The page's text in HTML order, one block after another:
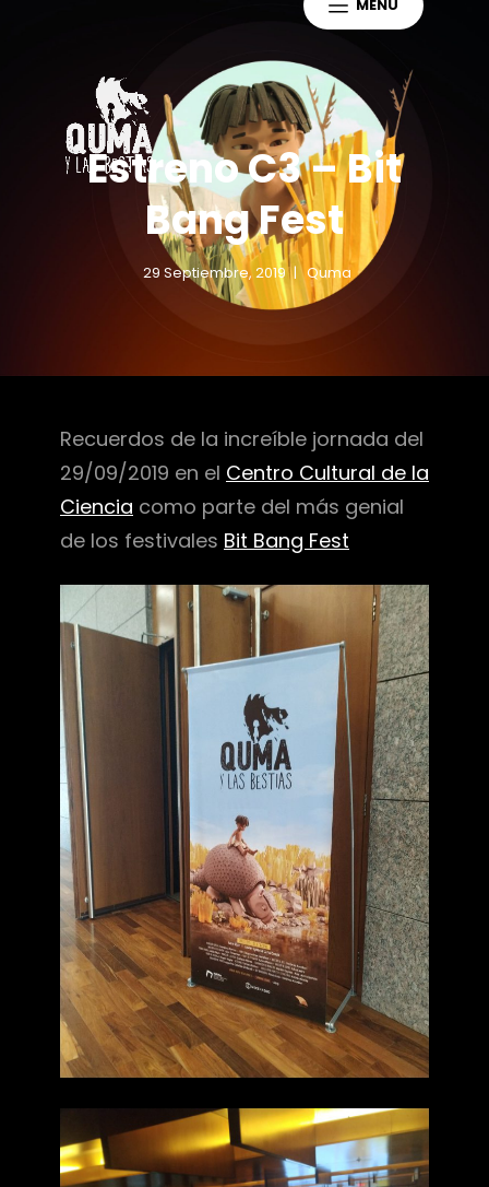
QUMA Y LAS
BESTIAS
Proyecto Educativo Sobre
Paleontología Y Arqueología
Sudamericana.
MENÚ
Estreno C3 – Bit
Bang Fest
29 Septiembre, 2019 Quma
Recuerdos de la increíble jornada del
29/09/2019 en el Centro Cultural de la
Ciencia como parte del más genial
de los festivales Bit Bang Fest